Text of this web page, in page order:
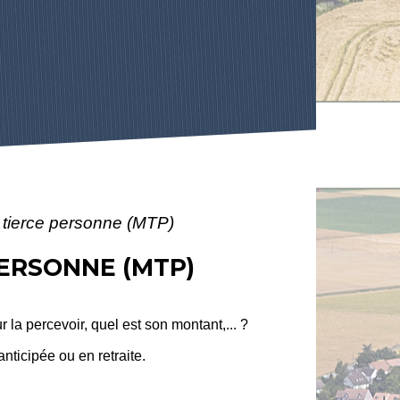
personne (MTP)
(MTP)
la percevoir, quel est son montant,... ?
ou en retraite.